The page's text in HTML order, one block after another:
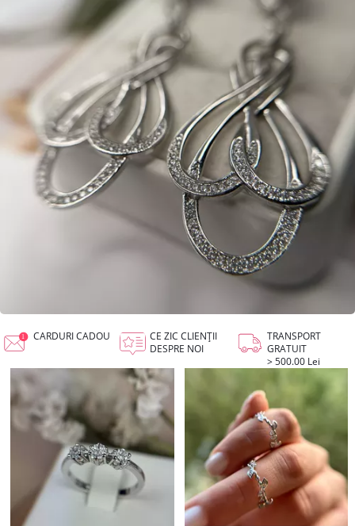
CARDURI CADOU
CE ZIC CLIENȚII
DESPRE NOI
TRANSPORT
GRATUIT
> 500.00 Lei